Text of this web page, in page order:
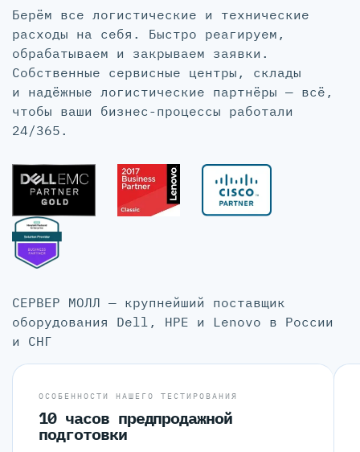
Берём все логистические и технические
расходы на себя. Быстро реагируем,
обрабатываем и закрываем заявки.
Собственные сервисные центры, склады
и надёжные логистические партнёры — всё,
чтобы ваши бизнес-процессы работали
24/365.
СЕРВЕР МОЛЛ — крупнейший поставщик
оборудования Dell, HPE и Lenovo в России
и СНГ
ОСОБЕННОСТИ НАШЕГО ТЕСТИРОВАНИЯ
10 часов предпродажной
подготовки